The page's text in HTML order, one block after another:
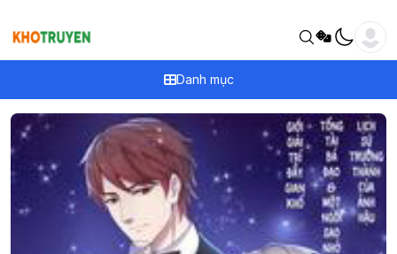
Danh mục